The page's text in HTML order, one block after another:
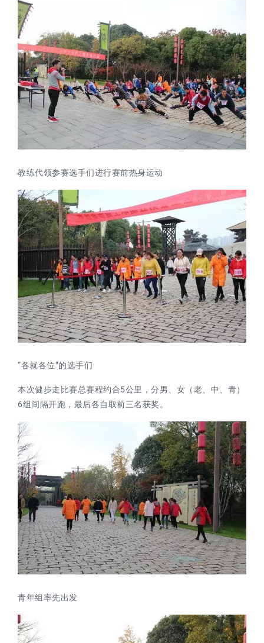
教练代领参赛选手们进行赛前热身运动
“各就各位”的选手们
本次健步走比赛总赛程约合5公里，分男、女（老、中、青）
6组间隔开跑，最后各自取前三名获奖。
青年组率先出发